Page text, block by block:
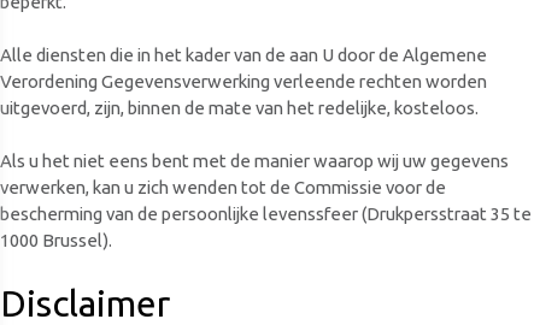
Alle diensten die in het kader van de aan U door de Algemene
Verordening Gegevensverwerking verleende rechten worden
uitgevoerd, zijn, binnen de mate van het redelijke, kosteloos.
Als u het niet eens bent met de manier waarop wij uw gegevens
verwerken, kan u zich wenden tot de Commissie voor de
bescherming van de persoonlijke levenssfeer (Drukpersstraat 35 te
1000 Brussel).
Disclaimer